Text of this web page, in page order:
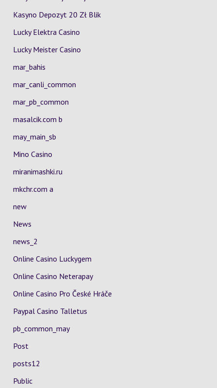
Kasyno Depozyt 20 Zł Blik
Lucky Elektra Casino
Lucky Meister Casino
mar_bahis
mar_canli_common
mar_pb_common
masalcik.com b
may_main_sb
Mino Casino
miranimashki.ru
mkchr.com a
new
News
news_2
Online Casino Luckygem
Online Casino Neterapay
Online Casino Pro České Hráče
Paypal Casino Talletus
pb_common_may
Post
posts12
Public